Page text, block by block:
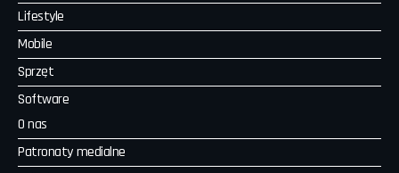
Lifestyle
Mobile
Sprzęt
Software
O nas
Patronaty medialne